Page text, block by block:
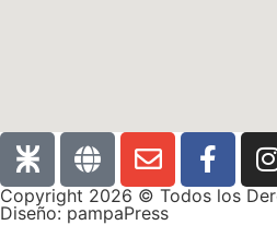
Copyright 2026 © Todos los
Diseño: pampaPress